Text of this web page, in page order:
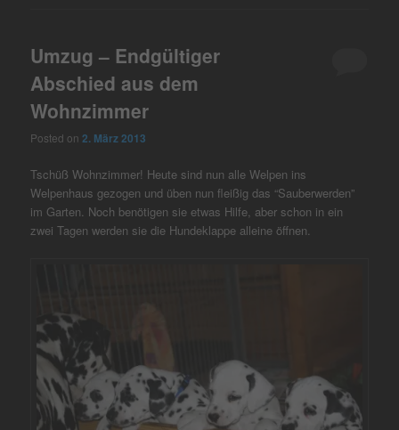
Umzug – Endgültiger
Abschied aus dem
Wohnzimmer
Posted on2. März 2013
Tschüß Wohnzimmer! Heute sind nun alle Welpen ins
Welpenhaus gezogen und üben nun fleißig das “Sauberwerden”
im Garten. Noch benötigen sie etwas Hilfe, aber schon in ein
zwei Tagen werden sie die Hundeklappe alleine öffnen.